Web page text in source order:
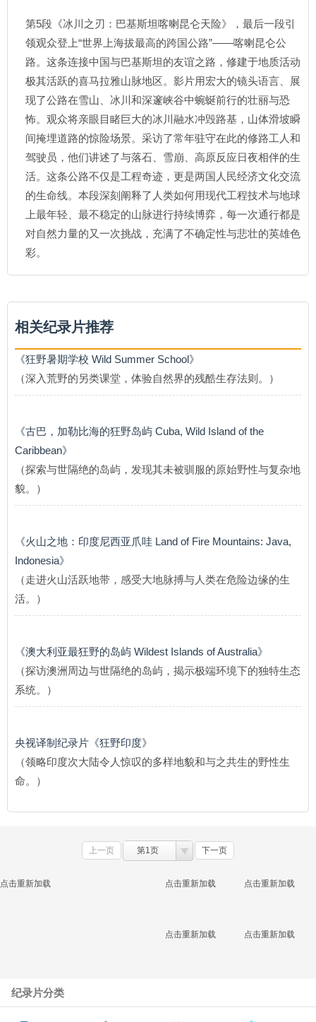
第5段《冰川之刃：巴基斯坦喀喇昆仑天险》，最后一段引
领观众登上“世界上海拔最高的跨国公路”——喀喇昆仑公
路。这条连接中国与巴基斯坦的友谊之路，修建于地质活动
极其活跃的喜马拉雅山脉地区。影片用宏大的镜头语言、展
现了公路在雪山、冰川和深邃峡谷中蜿蜒前行的壮丽与恐
怖。观众将亲眼目睹巨大的冰川融水冲毁路基，山体滑坡瞬
间掩埋道路的惊险场景。采访了常年驻守在此的修路工人和
驾驶员，他们讲述了与落石、雪崩、高原反应日夜相伴的生
活。这条公路不仅是工程奇迹，更是两国人民经济文化交流
的生命线。本段深刻阐释了人类如何用现代工程技术与地球
上最年轻、最不稳定的山脉进行持续博弈，每一次通行都是
对自然力量的又一次挑战，充满了不确定性与悲壮的英雄色
彩。
相关纪录片推荐
《狂野暑期学校 Wild Summer School》
（深入荒野的另类课堂，体验自然界的残酷生存法则。）
《古巴，加勒比海的狂野岛屿 Cuba, Wild Island of the
Caribbean》
（探索与世隔绝的岛屿，发现其未被驯服的原始野性与复杂地
貌。）
《火山之地：印度尼西亚爪哇 Land of Fire Mountains: Java,
Indonesia》
（走进火山活跃地带，感受大地脉搏与人类在危险边缘的生
活。）
《澳大利亚最狂野的岛屿 Wildest Islands of Australia》
（探访澳洲周边与世隔绝的岛屿，揭示极端环境下的独特生态
系统。）
央视译制纪录片《狂野印度》
（领略印度次大陆令人惊叹的多样地貌和与之共生的野性生
命。）
上一页 第1页 下一页
点击重新加载 点击重新加载 点击重新加载
点击重新加载 点击重新加载
纪录片分类